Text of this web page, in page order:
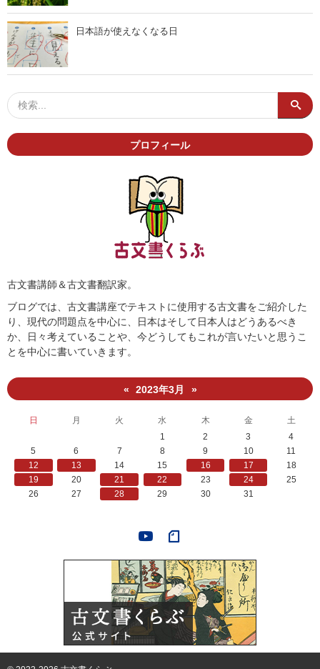
日本語が使えなくなる日
プロフィール
古文書講師＆古文書翻訳家。
ブログでは、古文書講座でテキストに使用する古文書をご紹介した
り、現代の問題点を中心に、日本はそして日本人はどうあるべき
か、日々考えていることや、今どうしてもこれが言いたいと思うこ
とを中心に書いていきます。
« 2023年3月 »
日 月 火 水 木 金
土
1
2 3
4
5
6 7 8 9 10
11
12
13 14 15 16 17
18
19
20 21 22 23 24
25
26
27 28 29 30 31
YouTube